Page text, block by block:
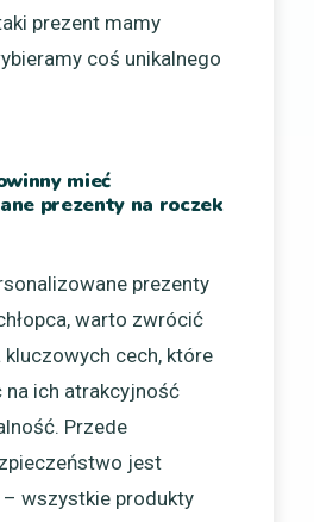
prezent mamy
coś unikalnego
mieć
prezenty na roczek
prezenty
warto zwrócić
kluczowych cech, które
na ich atrakcyjność
Przede
jest
wszystkie produkty